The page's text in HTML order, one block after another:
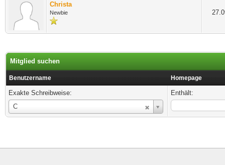
Christa
Newbie
Mitglied suchen
Benutzername Homepage
Exakte Schreibweise:
C
Benutzername
Enthält: